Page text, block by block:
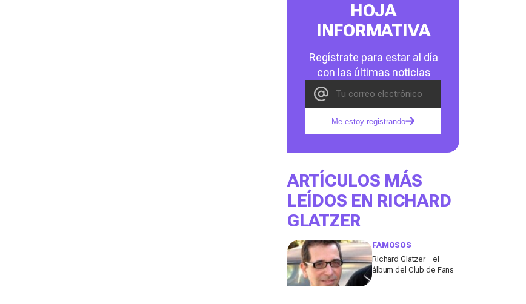
HOJA
INFORMATIVA
Regístrate para estar al día
con las últimas noticias
Me estoy registrando
ARTÍCULOS MÁS
LEÍDOS EN RICHARD
GLATZER
FAMOSOS
Richard Glatzer - el
álbum del Club de Fans